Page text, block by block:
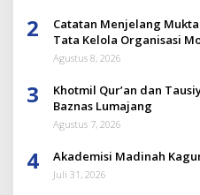
2
Catatan Menjelang
Tata Kelola Organisasi
Dirinya
Agustus 8, 2026
3
Khotmil Qur’an dan
Baznas Lumajang
Agustus 7, 2026
4 Akademisi Madinah
Juli 31, 2026